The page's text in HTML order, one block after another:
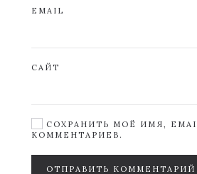
EMAIL
САЙТ
СОХРАНИТЬ МОЁ ИМЯ,
КОММЕНТАРИЕВ.
ОТПРАВИТЬ КОММЕНТАРИЙ